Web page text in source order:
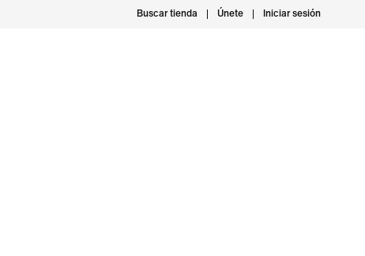
Buscar tienda Únete Iniciar sesión